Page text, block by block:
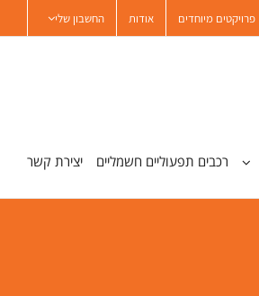
פרויקטים מיוחדים אודות החשבון שלי
רכבים תפעוליים חשמליים יצירת קשר